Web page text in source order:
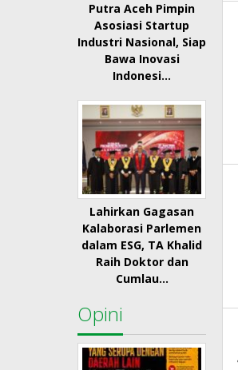
Putra Aceh Pimpin
Asosiasi Startup
Industri Nasional, Siap
Bawa Inovasi
Indonesi…
Lahirkan Gagasan
Kalaborasi Parlemen
dalam ESG, TA Khalid
Raih Doktor dan
Cumlau…
Opini